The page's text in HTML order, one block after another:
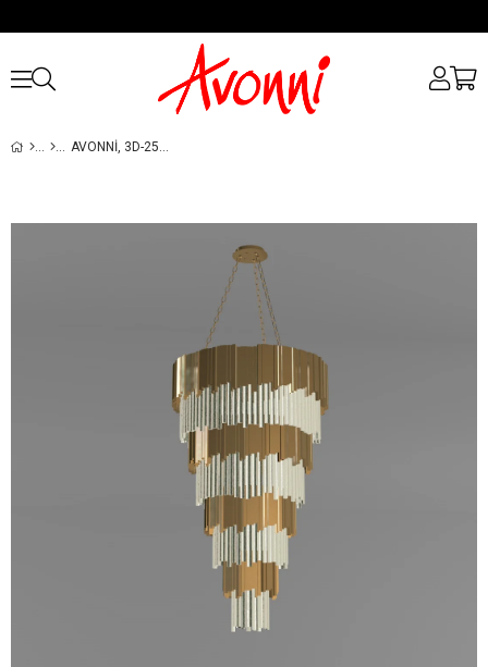
AVONNI, 3D-2507-16 GALERI BOŞLUĞU ESKITME AVIZE